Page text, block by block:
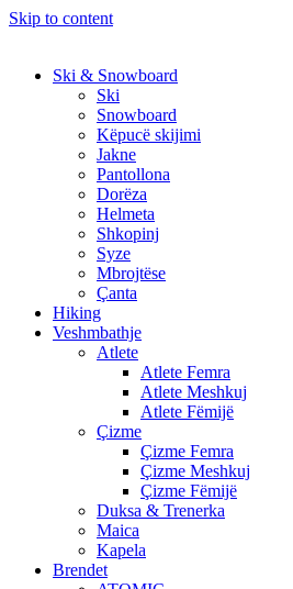
Skip to content
Ski & Snowboard
Ski
Snowboard
Këpucë skijimi
Jakne
Pantollona
Dorëza
Helmeta
Shkopinj
Syze
Mbrojtëse
Çanta
Hiking
Veshmbathje
Atlete
Atlete Femra
Atlete Meshkuj
Atlete Fëmijë
Çizme
Çizme Femra
Çizme Meshkuj
Çizme Fëmijë
Duksa & Trenerka
Maica
Kapela
Brendet